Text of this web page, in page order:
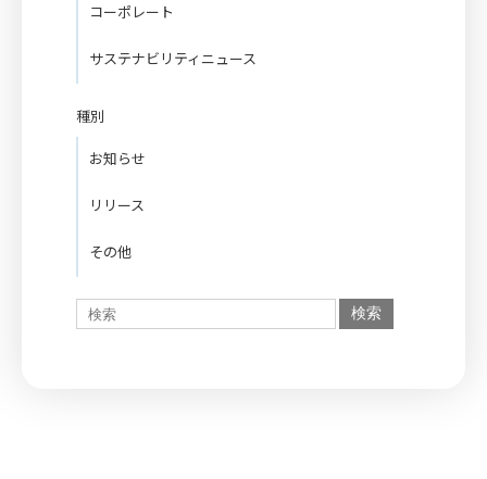
コーポレート
サステナビリティニュース
種別
お知らせ
リリース
その他